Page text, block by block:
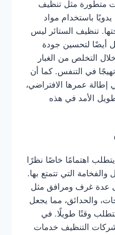
متطورة مثل تنظيف
يدويًا باستخدام مواد
تنظيف الستائر ليس
أيضًا لتحسين جودة
التخلص من الغبار
في التنفس. كما أن
عمرها الافتراضي،
الأمد في هذه
اهتمامًا خاصًا نظرًا
والفخامة التي تتمتع بها.
عدة غرف ومرافق مثل
والحدائق، مما يجعل
وقتًا طويلًا. في
شركات التنظيف خدمات